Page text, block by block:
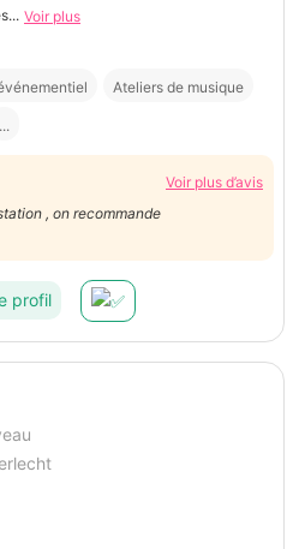
Voir plus
Ateliers de musique
...
Voir plus d’avis
, on recommande
profil